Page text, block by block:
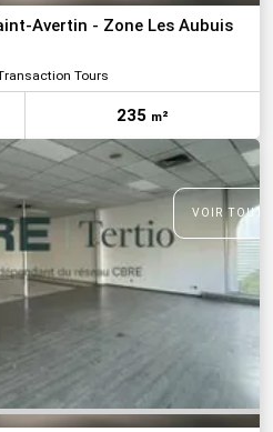
Avertin - Zone Les Aubuis
Tours
235 m²
VOIR